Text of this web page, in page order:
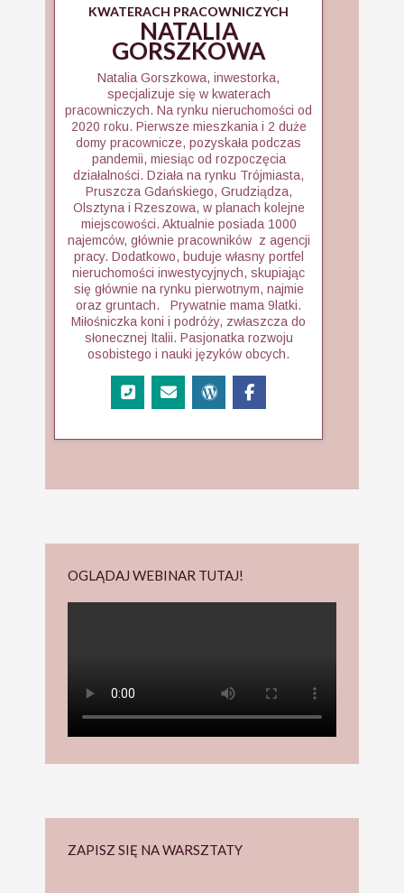
KWATERACH PRACOWNICZYCH
NATALIA
GORSZKOWA
Natalia Gorszkowa, inwestorka,
specjalizuje się w kwaterach
pracowniczych. Na rynku nieruchomości od
2020 roku. Pierwsze mieszkania i 2 duże
domy pracownicze, pozyskała podczas
pandemii, miesiąc od rozpoczęcia
działalności. Działa na rynku Trójmiasta,
Pruszcza Gdańskiego, Grudziądza,
Olsztyna i Rzeszowa, w planach kolejne
miejscowości. Aktualnie posiada 1000
najemców, głównie pracowników z agencji
pracy. Dodatkowo, buduje własny portfel
nieruchomości inwestycyjnych, skupiając
się głównie na rynku pierwotnym, najmie
oraz gruntach. Prywatnie mama 9latki.
Miłośniczka koni i podróży, zwłaszcza do
słonecznej Italii. Pasjonatka rozwoju
osobistego i nauki języków obcych.
OGLĄDAJ WEBINAR TUTAJ!
ZAPISZ SIĘ NA WARSZTATY